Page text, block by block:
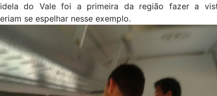
do Vale foi a primeira da região fazer a
se espelhar nesse exemplo.